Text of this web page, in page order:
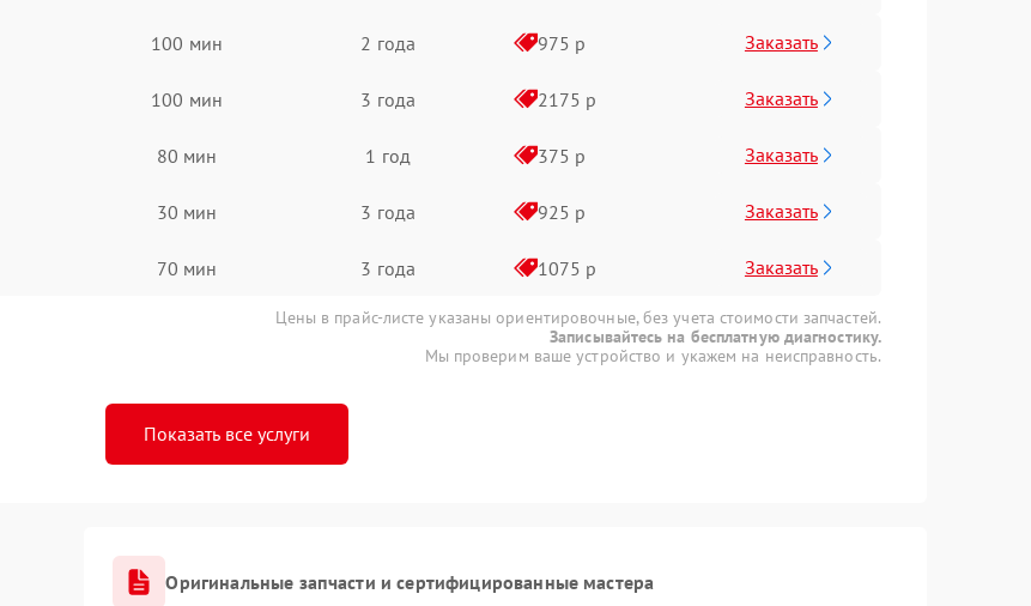
100 мин 2 года 975 р Заказать
100 мин 3 года 2175 р Заказать
80 мин 1 год 375 р Заказать
30 мин 3 года 925 р Заказать
70 мин 3 года 1075 р Заказать
Цены в прайс-листе указаны ориентировочные, без учета стоимости запчастей.
Записывайтесь на бесплатную диагностику.
Мы проверим ваше устройство и укажем на неисправность.
Показать все услуги
Оригинальные запчасти и сертифицированные мастера